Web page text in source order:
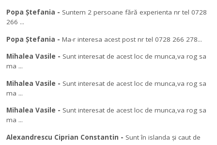
Popa Ștefania - Suntem 2 persoane fără experienta nr tel 0728
266 ...
Popa Ștefania -Ma-r interesa acest post nr tel 0728 266 278...
Mihalea Vasile - Sunt interesat de acest loc de munca,va rog sa
ma ...
Mihalea Vasile - Sunt interesat de acest loc de munca,va rog sa
ma ...
Mihalea Vasile - Sunt interesat de acest loc de munca,va rog sa
ma ...
Alexandrescu Ciprian Constantin - Sunt în islanda și caut de